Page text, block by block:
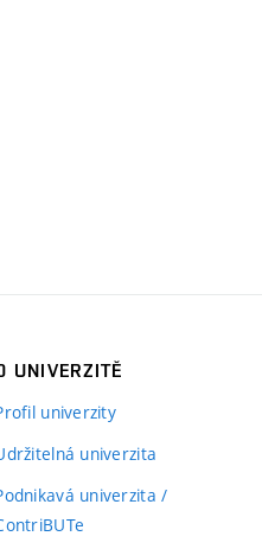
UNIVERZITĚ
univerzity
univerzita
univerzita /